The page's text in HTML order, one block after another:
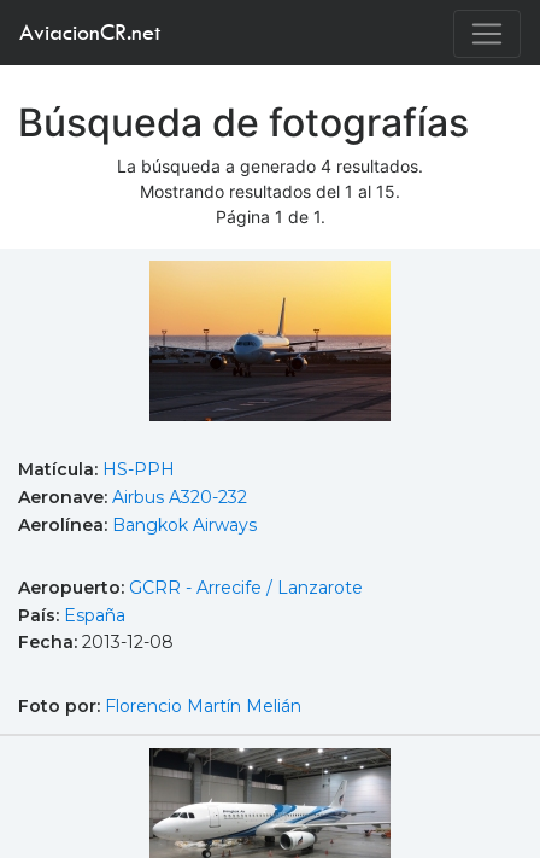
AviacionCR.net
Búsqueda de fotografías
La búsqueda a generado 4 resultados.
Mostrando resultados del 1 al 15.
Página 1 de 1.
Matícula: HS-PPH
Aeronave: Airbus A320-232
Aerolínea: Bangkok Airways
Aeropuerto: GCRR - Arrecife / Lanzarote
País: España
Fecha: 2013-12-08
Foto por: Florencio Martín Melián